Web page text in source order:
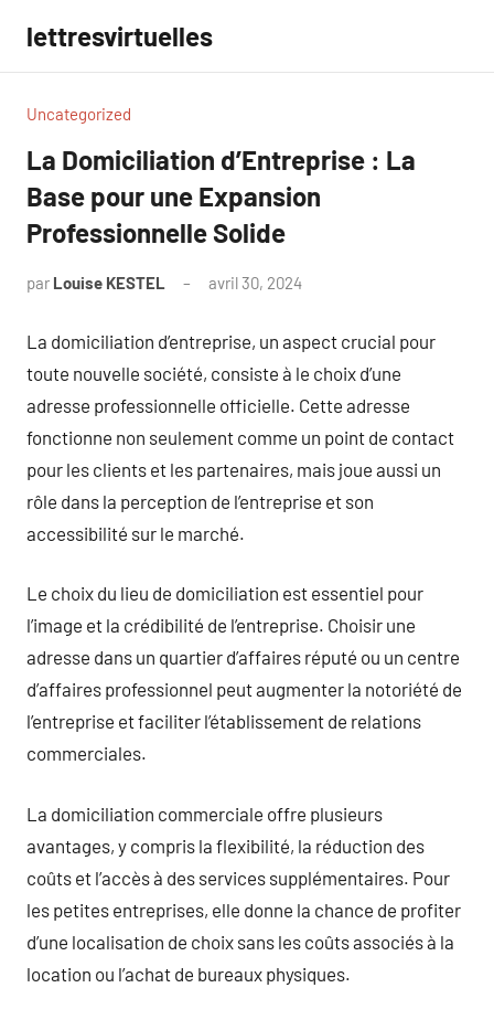
contenu
lettresvirtuelles
Uncategorized
La Domiciliation d’Entreprise : La
Base pour une Expansion
Professionnelle Solide
par Louise KESTEL avril 30, 2024
La domiciliation d’entreprise, un aspect crucial pour
toute nouvelle société, consiste à le choix d’une
adresse professionnelle officielle. Cette adresse
fonctionne non seulement comme un point de contact
pour les clients et les partenaires, mais joue aussi un
rôle dans la perception de l’entreprise et son
accessibilité sur le marché.
Le choix du lieu de domiciliation est essentiel pour
l’image et la crédibilité de l’entreprise. Choisir une
adresse dans un quartier d’affaires réputé ou un centre
d’affaires professionnel peut augmenter la notoriété de
l’entreprise et faciliter l’établissement de relations
commerciales.
La domiciliation commerciale offre plusieurs
avantages, y compris la flexibilité, la réduction des
coûts et l’accès à des services supplémentaires. Pour
les petites entreprises, elle donne la chance de profiter
d’une localisation de choix sans les coûts associés à la
location ou l’achat de bureaux physiques.